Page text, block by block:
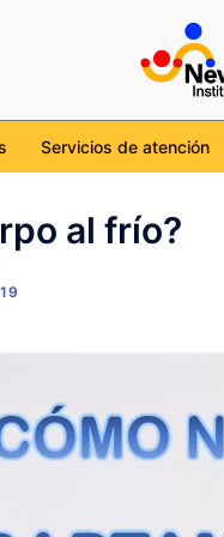
Servicios de atención
al frío?